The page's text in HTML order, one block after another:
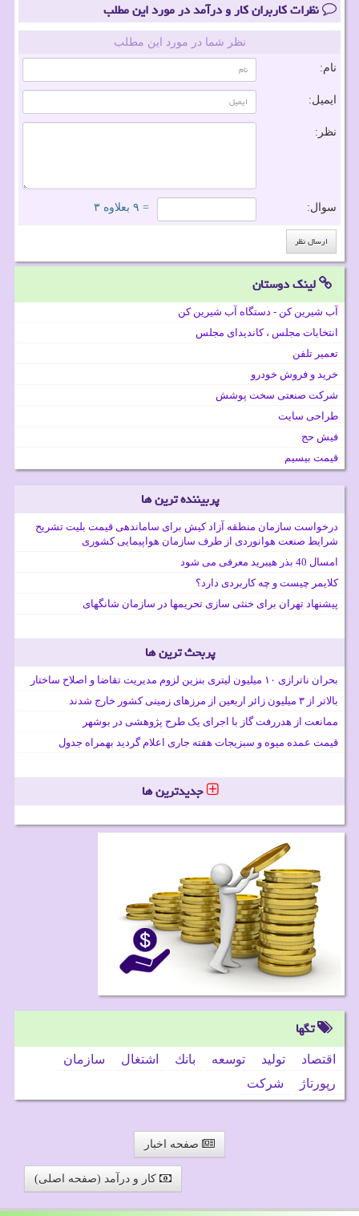
نظرات کاربران کار و درآمد در مورد این مطلب
نظر شما در مورد این مطلب
نام:
ایمیل:
نظر:
سوال: = ۹ بعلاوه ۳
لینک دوستان
آب شیرین کن - دستگاه آب شیرین کن
انتخابات مجلس ، کاندیدای مجلس
تعمیر تلفن
خرید و فروش خودرو
شرکت صنعتی سخت پوشش
طراحی سایت
فیش حج
قیمت بیسیم
پربیننده ترین ها
درخواست سازمان منطقه آزاد کیش برای ساماندهی قیمت بلیت تشریح
شرایط صنعت هوانوردی از طرف سازمان هواپیمایی کشوری
امسال 40 بذر هیبرید معرفی می شود
کلایمر چیست و چه کاربردی دارد؟
پیشنهاد تهران برای خنثی سازی تحریمها در سازمان شانگهای
پربحث ترین ها
بحران ناترازی ۱۰ میلیون لیتری بنزین لزوم مدیریت تقاضا و اصلاح ساختار
بالاتر از ۳ میلیون زائر اربعین از مرزهای زمینی کشور خارج شدند
ممانعت از هدررفت گاز با اجرای یک طرح پژوهشی در بوشهر
قیمت عمده میوه و سبزیجات هفته جاری اعلام گردید بهمراه جدول
جدیدترین ها
تگها
اقتصاد تولید توسعه بانك اشتغال
سازمان
رپورتاژ
شركت
صفحه اخبار
کار و درآمد (صفحه اصلی)